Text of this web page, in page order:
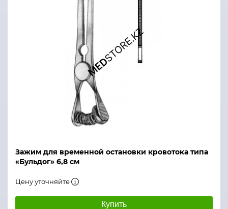
Зажим для временной остановки кровотока типа
«Бульдог» 6,8 см
Цену уточняйте
Купить